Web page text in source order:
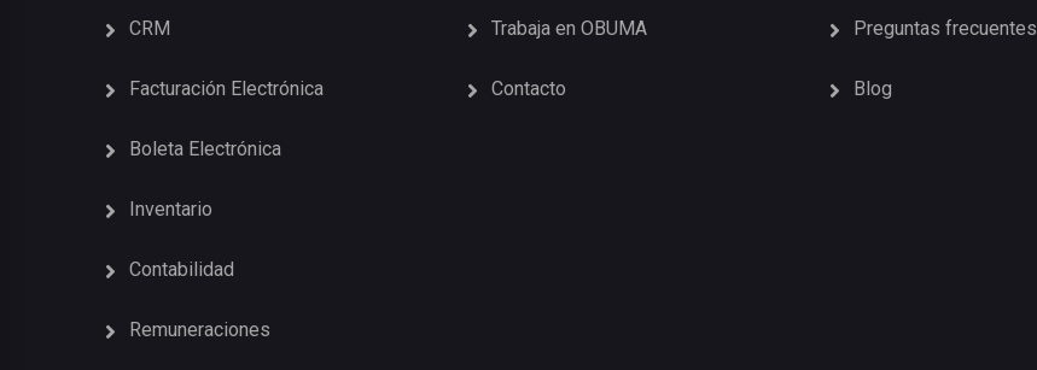
CRM
Facturación Electrónica
Boleta Electrónica
Inventario
Contabilidad
Remuneraciones
Trabaja en OBUMA
Contacto
Preguntas frecuentes
Blog